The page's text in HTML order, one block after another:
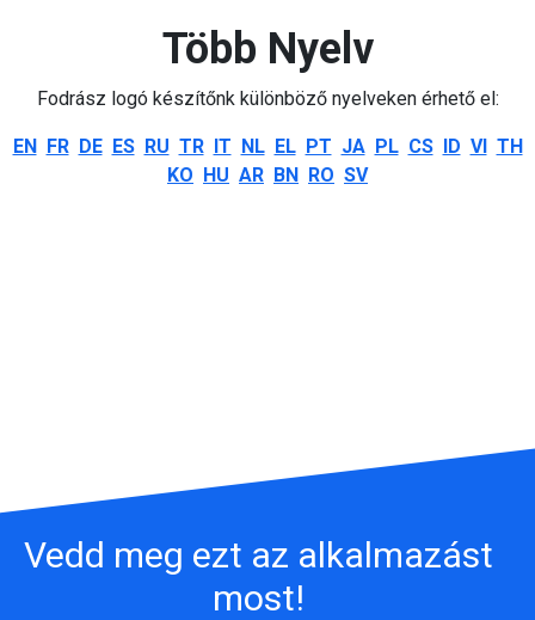
Több Nyelv
Fodrász logó készítőnk különböző nyelveken érhető el:
EN FR DE ES RU TR IT NL EL PT JA PL CS ID VI TH
KO HU AR BN RO SV
Vedd meg ezt az alkalmazást
most!